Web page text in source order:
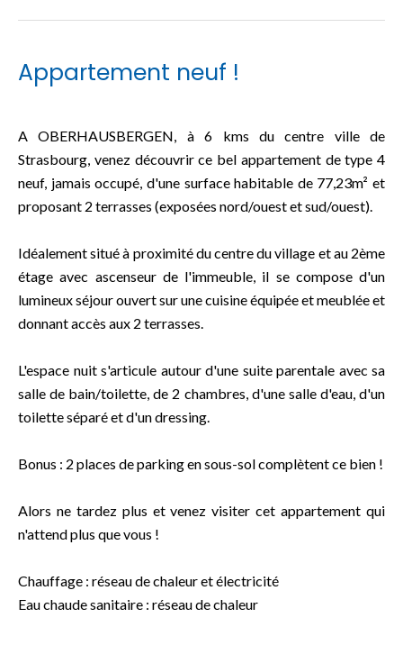
Appartement neuf !
A OBERHAUSBERGEN, à 6 kms du centre ville de
Strasbourg, venez découvrir ce bel appartement de type 4
neuf, jamais occupé, d'une surface habitable de 77,23m² et
proposant 2 terrasses (exposées nord/ouest et sud/ouest).
Idéalement situé à proximité du centre du village et au 2ème
étage avec ascenseur de l'immeuble, il se compose d'un
lumineux séjour ouvert sur une cuisine équipée et meublée et
donnant accès aux 2 terrasses.
L'espace nuit s'articule autour d'une suite parentale avec sa
salle de bain/toilette, de 2 chambres, d'une salle d'eau, d'un
toilette séparé et d'un dressing.
Bonus : 2 places de parking en sous-sol complètent ce bien !
Alors ne tardez plus et venez visiter cet appartement qui
n'attend plus que vous !
Chauffage : réseau de chaleur et électricité
Eau chaude sanitaire : réseau de chaleur